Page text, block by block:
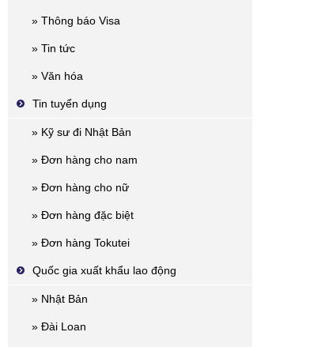
» Thông báo Visa
» Tin tức
» Văn hóa
Tin tuyển dụng
» Kỹ sư đi Nhật Bản
» Đơn hàng cho nam
» Đơn hàng cho nữ
» Đơn hàng đặc biệt
» Đơn hàng Tokutei
Quốc gia xuất khẩu lao động
» Nhật Bản
» Đài Loan